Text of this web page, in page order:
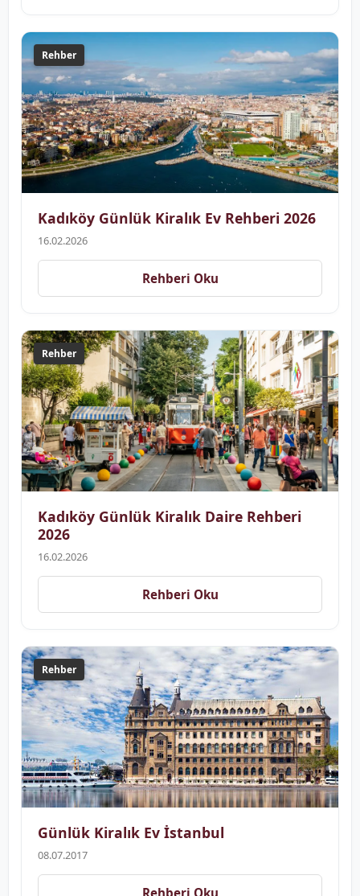
Rehber
Kadıköy Günlük Kiralık Ev Rehberi 2026
16.02.2026
Rehberi Oku
Rehber
Kadıköy Günlük Kiralık Daire Rehberi
2026
16.02.2026
Rehberi Oku
Rehber
Günlük Kiralık Ev İstanbul
08.07.2017